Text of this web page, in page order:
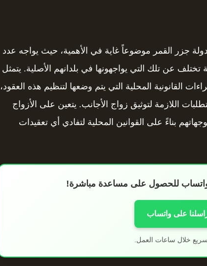
جزر القمر موضوعاً غاية في الأهمية، حيث يواجه عدد
تختلف عن تلك التي يواجهونها في بلدانهم الأصلية. يتمثل
القانونية المحلية التي يتم وضعها لتنظيم هذه العقود،
اللازمة لتوثيق زواج الأجانب. يتعين على الأزواج
بناءً على القوانين المحلية لتفادي أي تعقيدات
للحصول على مساعدة مباشرة!
على واتساب
سريع خلال ساعات العمل.